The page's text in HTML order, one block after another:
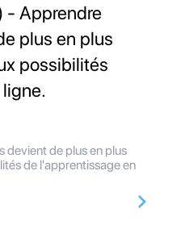
- Apprendre
plus en plus
possibilités
devient de plus en plus
de l'apprentissage en